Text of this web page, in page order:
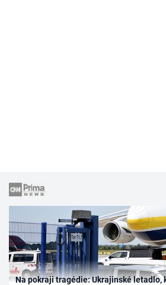
Na pokraji tragédie: Ukrajinské letadlo,